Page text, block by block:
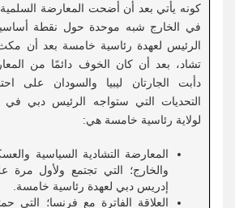
كونه يأتي بعد أن أضحت المعارضة السلمية
في الخارج شبه موحدة حول نقطة
الرئيس لعهدة رئاسية خامسة بعد أن
تشاد، بعد أن كان الخوف دائمًا من
دأبت الجارتان ليبيا والسودان على
التحديات التي ستواجه الرئيس دبي
لولاية رئاسية خامسة هي:
المعارضة التشادية السياسية
والخارج؛ التي تجتمع ولأول
إدريس دبي لعهدة رئاسية خامسة.
العلاقة الفاترة مع فرنسا؛ التي